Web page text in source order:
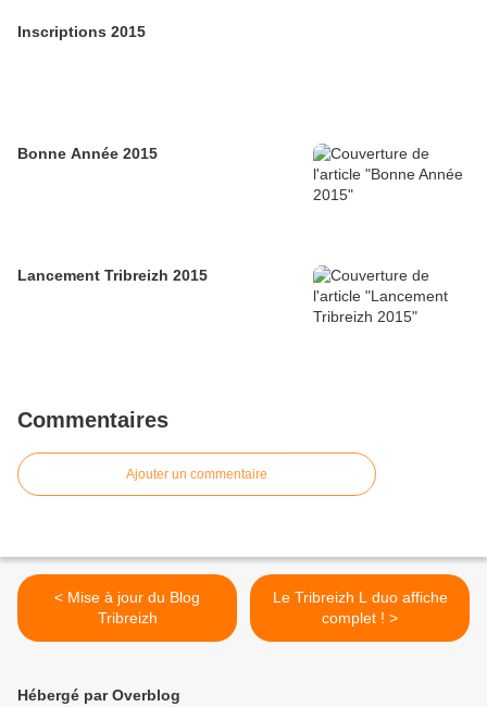
Inscriptions 2015
Bonne Année 2015
Lancement Tribreizh 2015
Commentaires
Ajouter un commentaire
< Mise à jour du Blog
Tribreizh
Le Tribreizh L duo affiche
complet ! >
Hébergé par Overblog